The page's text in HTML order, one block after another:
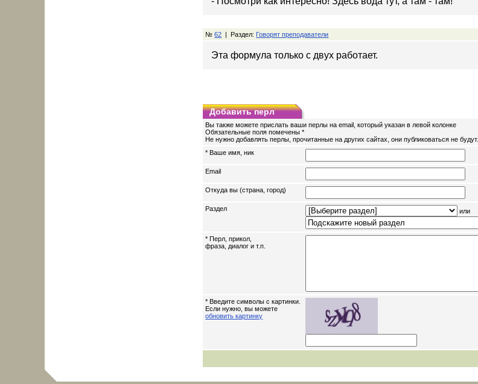
№62 | Раздел: Говорят преподаватели
Эта формула только с двух работает.
Добавить перл
Вы также можете прислать ваши перлы на email, который указан в левой колонке
Обязательные поля помечены *
Не нужно добавлять перлы, прочитанные на других сайтах, они публиковаться не будут.
* Ваше имя, ник
Email
Откуда вы (страна, город)
Раздел или
* Перл, прикол,
фраза, диалог и т.п.
* Введите символы с картинки.
Если нужно, вы можете
обновить картинку